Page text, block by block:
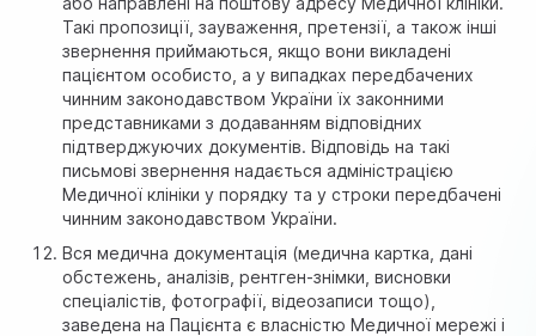
Такі пропозиції, зауваження, претензії, а також інші
звернення приймаються, якщо вони викладені
пацієнтом особисто, а у випадках передбачених
чинним законодавством України їх законними
представниками з додаванням відповідних
підтверджуючих документів. Відповідь на такі
письмові звернення надається адміністрацією
Медичної клініки у порядку та у строки передбачені
чинним законодавством України.
Вся медична документація (медична картка, дані
обстежень, аналізів, рентген-знімки, висновки
спеціалістів, фотографії, відеозаписи тощо),
заведена на Пацієнта є власністю Медичної мережі і